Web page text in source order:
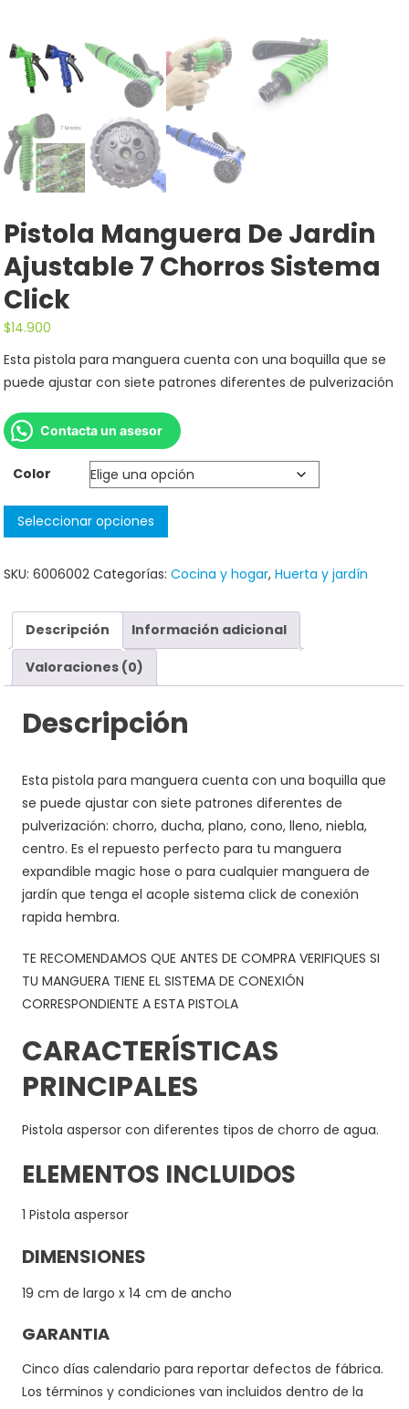
Pistola Manguera De Jardin
Ajustable 7 Chorros Sistema
Click
$14.900
Esta pistola para manguera cuenta con una boquilla que se
puede ajustar con siete patrones diferentes de pulverización
Contacta un asesor
Color
Seleccionar opciones
SKU:6006002 Categorías:Cocina y hogar,Huerta y jardín
Descripción Información adicional
Valoraciones (0)
Descripción
Esta pistola para manguera cuenta con una boquilla que
se puede ajustar con siete patrones diferentes de
pulverización: chorro, ducha, plano, cono, lleno, niebla,
centro. Es el repuesto perfecto para tu manguera
expandible magic hose o para cualquier manguera de
jardín que tenga el acople sistema click de conexión
rapida hembra.
TE RECOMENDAMOS QUE ANTES DE COMPRA VERIFIQUES SI
TU MANGUERA TIENE EL SISTEMA DE CONEXIÓN
CORRESPONDIENTE A ESTA PISTOLA
CARACTERÍSTICAS
PRINCIPALES
Pistola aspersor con diferentes tipos de chorro de agua.
ELEMENTOS INCLUIDOS
1 Pistola aspersor
DIMENSIONES
19 cm de largo x 14 cm de ancho
GARANTIA
Cinco días calendario para reportar defectos de fábrica.
Los términos y condiciones van incluidos dentro de la